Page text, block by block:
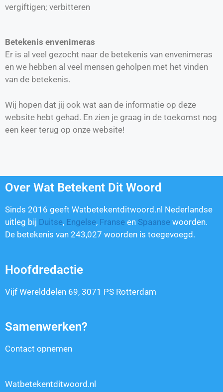
vergiftigen; verbitteren
Betekenis envenimeras
Er is al veel gezocht naar de betekenis van envenimeras
en we hebben al veel mensen geholpen met het vinden
van de betekenis.
Wij hopen dat jij ook wat aan de informatie op deze
website hebt gehad. En zien je graag in de toekomst nog
een keer terug op onze website!
Over Wat Betekent Dit Woord
Sinds 2016 geeft Watbetekentditwoord.nl Nederlandse
uitleg bij Duitse, Engelse, Franse en Spaanse woorden.
De betekenis van 243,027 woorden is toegevoegd.
Hoofdredactie
Vijf Werelddelen 69, 3071 PS Rotterdam
Samenwerken?
Contact opnemen
Watbetekentditwoord.nl